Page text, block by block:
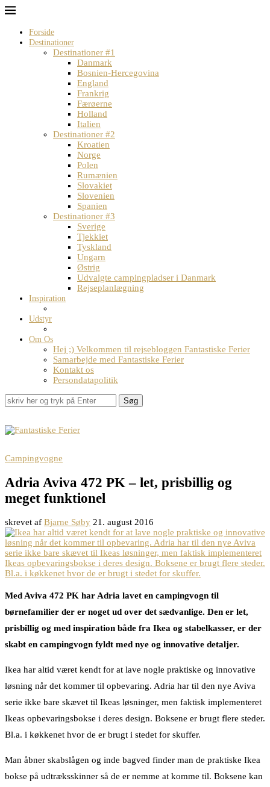
Forside
Destinationer
Destinationer #1
Danmark
Bosnien-Hercegovina
England
Frankrig
Færøerne
Holland
Italien
Destinationer #2
Kroatien
Norge
Polen
Rumænien
Slovakiet
Slovenien
Spanien
Destinationer #3
Sverige
Tjekkiet
Tyskland
Ungarn
Østrig
Udvalgte campingpladser i Danmark
Rejseplanlægning
Inspiration
Udstyr
Om Os
Hej ;) Velkommen til rejsebloggen Fantastiske Ferier
Samarbejde med Fantastiske Ferier
Kontakt os
Persondatapolitik
Søg
Campingvogne
Adria Aviva 472 PK – let, prisbillig og
meget funktionel
skrevet af Bjarne Søby 21. august 2016
Med Aviva 472 PK har Adria lavet en campingvogn til
børnefamilier der er noget ud over det sædvanlige. Den er let,
prisbillig og med inspiration både fra Ikea og stabelkasser, er der
skabt en campingvogn fyldt med nye og innovative detaljer.
Ikea har altid været kendt for at lave nogle praktiske og innovative
løsning når det kommer til opbevaring. Adria har til den nye Aviva
serie ikke bare skævet til Ikeas løsninger, men faktisk implementeret
Ikeas opbevaringsbokse i deres design. Boksene er brugt flere steder.
Bl.a. i køkkenet hvor de er brugt i stedet for skuffer.
Man åbner skabslågen og inde bagved finder man de praktiske Ikea
bokse på udtræksskinner så de er nemme at komme til. Boksene kan